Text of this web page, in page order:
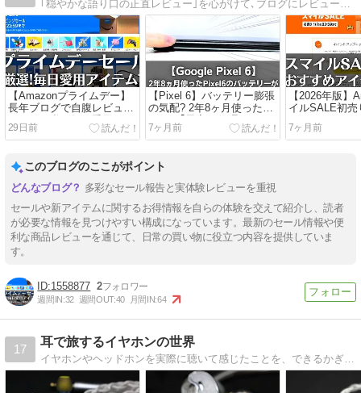
｢穏やかな語り口の正直レビュー｣を心がけて､ブログにレビュー･感想を書いています｡
【Amazonプライムデー】
長年ブログで自腹レビュー
している私が毎日愛用する
アイテム7選
29日前
【Pixel 6】バッテリー膨張
の気配? 2年8ヶ月使ったス
マホの｢異変｣｡修理するか､
買い換えるか…
7ヶ月前
【2026年版】
イルSALE初売
メのアイテム
解説あり】
7ヶ月前
このブログのここがポイント
多彩なセール報告と実体験レビューを重視
セールや新アイテムに関するお得情報を自らの体験を交えて紹介し、読者
が必要な情報を見つけやすい構成になっています。最新のセール情報や便
利な商品レビューを通じて、日常の買い物に役立つ内容を提供していま
す。
1558877 2
週間IN:32 週間OUT:40 月間IN:64
17
耳で旅するイヤホンの世界
イヤホンやヘッドホンを実際に聴いて感じたことを、できるかぎり素直に言葉にしています。「その機種と過ごした記録」を残すつもりで、ひとつひとつの音の景色を切り取って書いています。